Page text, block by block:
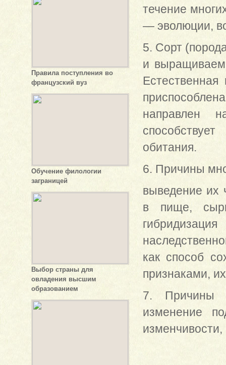
Правила поступления во
французский вуз
Обучение филологии
заграницей
Выбор страны для
овладения высшим
образованием
течение
— эволюции,
5. Сорт
и
направлен
обитания.
6. Причины
выведение их
в пище,
как способ
признаками,
7. Причины
изменение